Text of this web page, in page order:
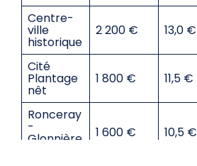
Centre-
ville
historique
2 200 € 13,0 €
Cité
Plantage
nêt
1 800 € 11,5 €
Ronceray
-
Glonnière 1 600 € 10,5 €